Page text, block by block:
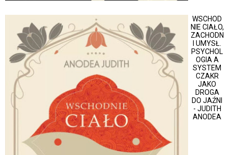
WSCHOD
NIE CIAŁO,
ZACHODN
I UMYSŁ.
PSYCHOL
OGIA A
SYSTEM
CZAKR
JAKO
DROGA
DO JAŹNI
- JUDITH
ANODEA